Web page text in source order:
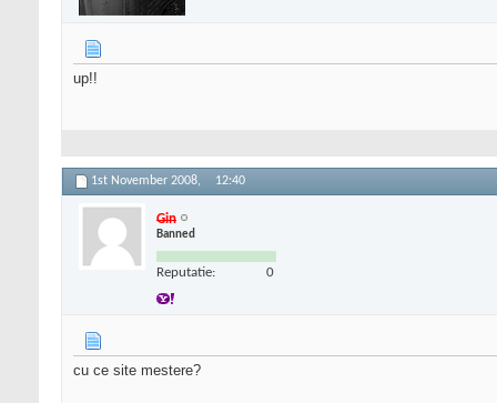
up!!
1st November 2008, 12:40
Gin
Banned
Reputatie: 0
cu ce site mestere?